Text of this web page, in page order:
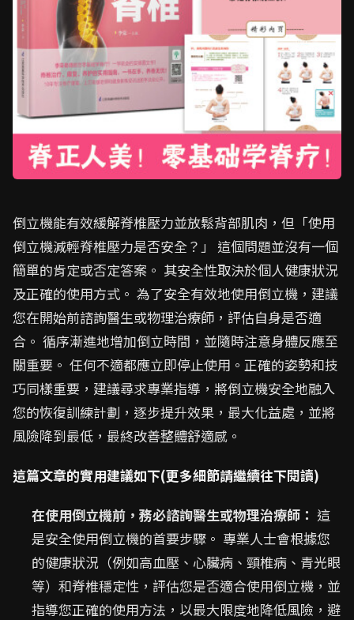
倒立機能有效緩解脊椎壓力並放鬆背部肌肉，但「使用
倒立機減輕脊椎壓力是否安全？」 這個問題並沒有一個
簡單的肯定或否定答案。 其安全性取決於個人健康狀況
及正確的使用方式。 為了安全有效地使用倒立機，建議
您在開始前諮詢醫生或物理治療師，評估自身是否適
合。 循序漸進地增加倒立時間，並隨時注意身體反應至
關重要。 任何不適都應立即停止使用。正確的姿勢和技
巧同樣重要，建議尋求專業指導，將倒立機安全地融入
您的恢復訓練計劃，逐步提升效果，最大化益處，並將
風險降到最低，最終改善整體舒適感。
這篇文章的實用建議如下(更多細節請繼續往下閱讀)
在使用倒立機前，務必諮詢醫生或物理治療師： 這
是安全使用倒立機的首要步驟。 專業人士會根據您
的健康狀況（例如高血壓、心臟病、頸椎病、青光眼
等）和脊椎穩定性，評估您是否適合使用倒立機，並
指導您正確的使用方法，以最大限度地降低風險，避